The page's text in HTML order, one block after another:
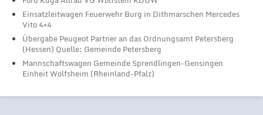
Einsatzleitwagen Feuerwehr Burg in Dithmarschen Mercedes
Vito 4×4
Übergabe Peugeot Partner an das Ordnungsamt Petersberg
(Hessen) Quelle: Gemeinde Petersberg
Mannschaftswagen Gemeinde Sprendlingen-Gensingen
Einheit Wolfsheim (Rheinland-Pfalz)